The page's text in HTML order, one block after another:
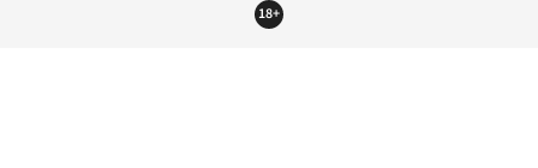
18+